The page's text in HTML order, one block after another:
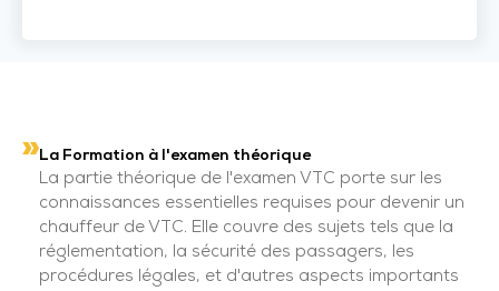
La Formation à l'examen théorique
La partie théorique de l'examen VTC porte sur les
connaissances essentielles requises pour devenir un
chauffeur de VTC. Elle couvre des sujets tels que la
réglementation, la sécurité des passagers, les
procédures légales, et d'autres aspects importants